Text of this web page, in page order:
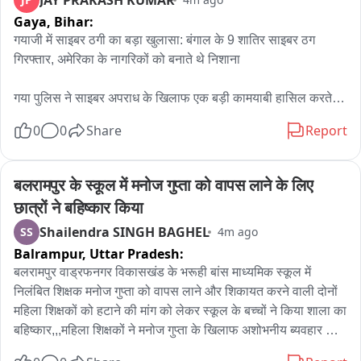
Gaya, Bihar:
गयाजी में साइबर ठगी का बड़ा खुलासा: बंगाल के 9 शातिर साइबर ठग
गिरफ्तार, अमेरिका के नागरिकों को बनाते थे निशाना
गया पुलिस ने साइबर अपराध के खिलाफ एक बड़ी कामयाबी हासिल करते हुए
सूचना के आधार पर छापेमारी कर बंगाल के नौ साइबर अपराधियों को
के कोलकाता के विभिन्न थाना क्षेत्रों के रहने वाले हैं और एक संगठित गिरोह
के रूप में विदेशी नागरिकों को ठगी का शिकार बना रहे थे।
प्रारंभिक जांच में यह खुलासा हुआ है कि यह गिरोह मुख्य रूप से अमेरिका में
रहने वाले लोगों को अपना निशाना बनाता था। आरोपी खुद को फ्लिपकार्ट
(Flipkart) और अमेज़ॅन (Amazon) जैसी प्रसिद्ध ई-कॉमर्स कंपनियों के
फर्जी कस्टमर केयर प्रतिनिधि के रूप में पेश करते थे और तकनीकी
सहायता, ऑर्डर कैंसिलेशन या रिफंड के नाम पर लोगों से धोखाधड़ी करते
थे।
गुप्त सूचना के आधार पर की गई इस कार्रवाई के दौरान पुलिस ने मौके से 15
0 0 Share Report
बलरामपुर के स्कूल में मनोज गुप्ता को वापस लाने के लिए
छात्रों ने बहिष्कार किया
SS Shailendra SINGH BAGHEL 4m ago
Balrampur, Uttar Pradesh:
बलरामपुर वाड्रफनगर विकासखंड के भरूही बांस माध्यमिक स्कूल में
निलंबित शिक्षक मनोज गुप्ता को वापस लाने और शिकायत करने वाली दोनों
महिला शिक्षकों को हटाने की मांग को लेकर स्कूल के बच्चों ने किया शाला का
बहिष्कार,,,महिला शिक्षकों ने मनोज गुप्ता के खिलाफ अशोभनीय ब्यवहार